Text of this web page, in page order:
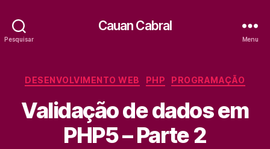
Pesquisar
Cauan Cabral
Menu
Categorias
DESENVOLVIMENTO WEB PHP PROGRAMAÇÃO
Validação de dados em
PHP5 – Parte 2